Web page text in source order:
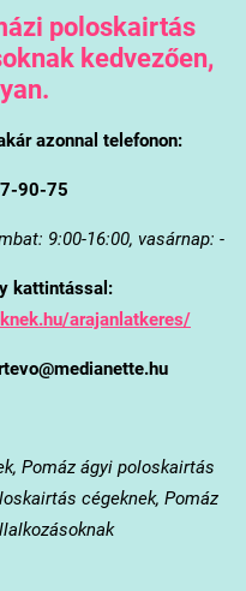
poloskairtás
kedvezően,
azonnal telefonon:
90-75
9:00-16:00, vasárnap: -
kattintással:
arajanlatkeres/
Pomáz ágyi poloskairtás
cégeknek, Pomáz